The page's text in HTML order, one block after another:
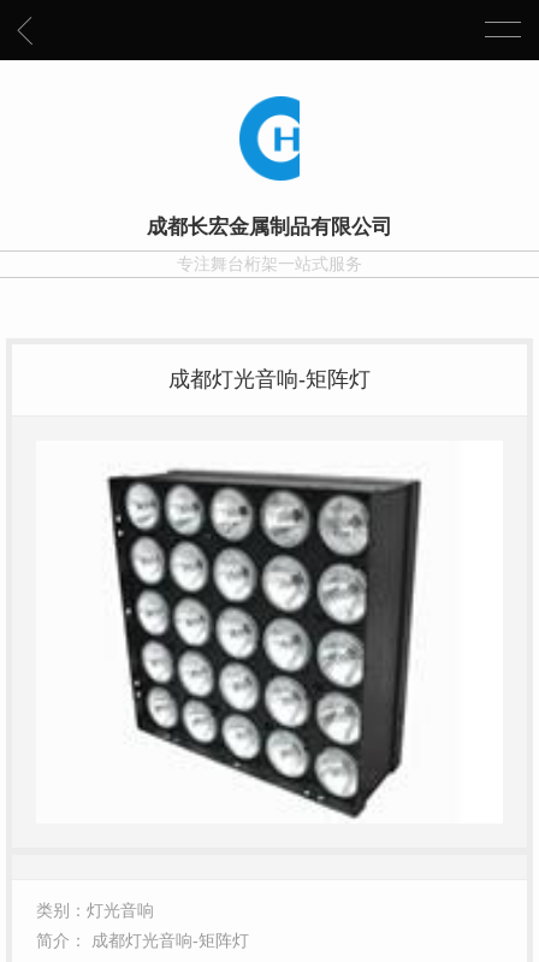
成都长宏金属制品有限公司
专注舞台桁架一站式服务
成都灯光音响-矩阵灯
类别：灯光音响
简介： 成都灯光音响-矩阵灯